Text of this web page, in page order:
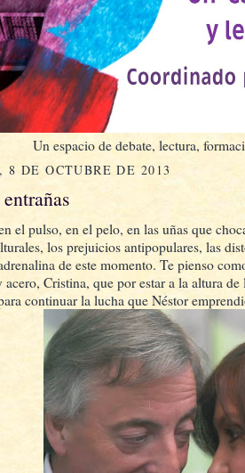
Un espacio de debate, lectura,
8 DE OCTUBRE DE 2013
el pulso, en el pelo, en las uñas que
los prejuicios antipopulares, las
de este momento. Te pienso
Cristina, que por estar a la altura
continuar la lucha que Néstor